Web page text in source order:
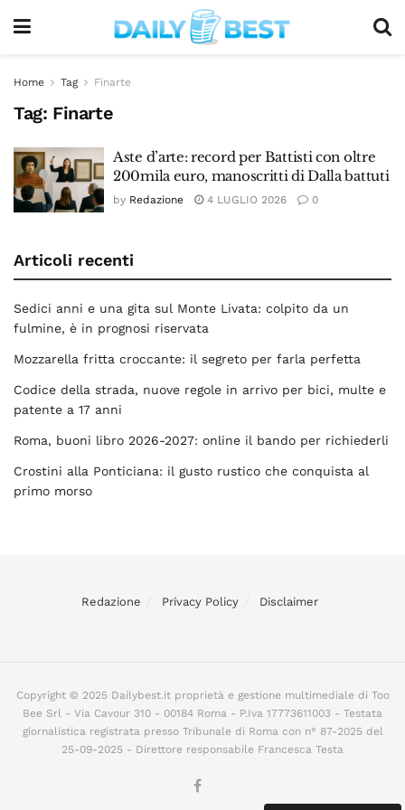
Home Tag Finarte
Tag: Finarte
Aste d’arte: record per Battisti con oltre
200mila euro, manoscritti di Dalla battuti
by Redazione 4 LUGLIO 2026 0
Articoli recenti
Sedici anni e una gita sul Monte Livata: colpito da un
fulmine, è in prognosi riservata
Mozzarella fritta croccante: il segreto per farla perfetta
Codice della strada, nuove regole in arrivo per bici, multe e
patente a 17 anni
Roma, buoni libro 2026-2027: online il bando per richiederli
Crostini alla Ponticiana: il gusto rustico che conquista al
primo morso
Redazione Privacy Policy Disclaimer
Copyright © 2025 Dailybest.it proprietà e gestione multimediale di Too
Bee Srl - Via Cavour 310 - 00184 Roma - P.Iva 17773611003 - Testata
giornalistica registrata presso Tribunale di Roma con n° 87-2025 del
25-09-2025 - Direttore responsabile Francesca Testa